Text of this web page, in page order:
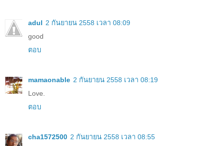
adul 2 กันยายน 2558 เวลา 08:09
good
ตอบ
mamaonable 2 กันยายน 2558 เวลา 08:19
Love.
ตอบ
cha1572500 2 กันยายน 2558 เวลา 08:55